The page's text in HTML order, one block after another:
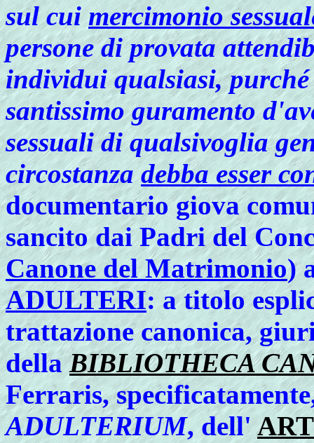
sul cuimercimonio
persone di provata
individui qualsiasi,
santissimo guramento
sessuali di qualsivoglia
circostanzadebba esser
documentario giova
sancito dai Padri del
Canone del Matrimonio)
ADULTERI: a titolo
trattazione canonica,
dellaBIBLIOTHECA
Ferraris,
ADULTERIUM, dell'